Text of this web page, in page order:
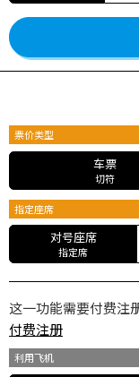
票价类型
车票
切符
指定座席
对号座席
指定席
这一功能需要付费注
付费注册
利用飞机